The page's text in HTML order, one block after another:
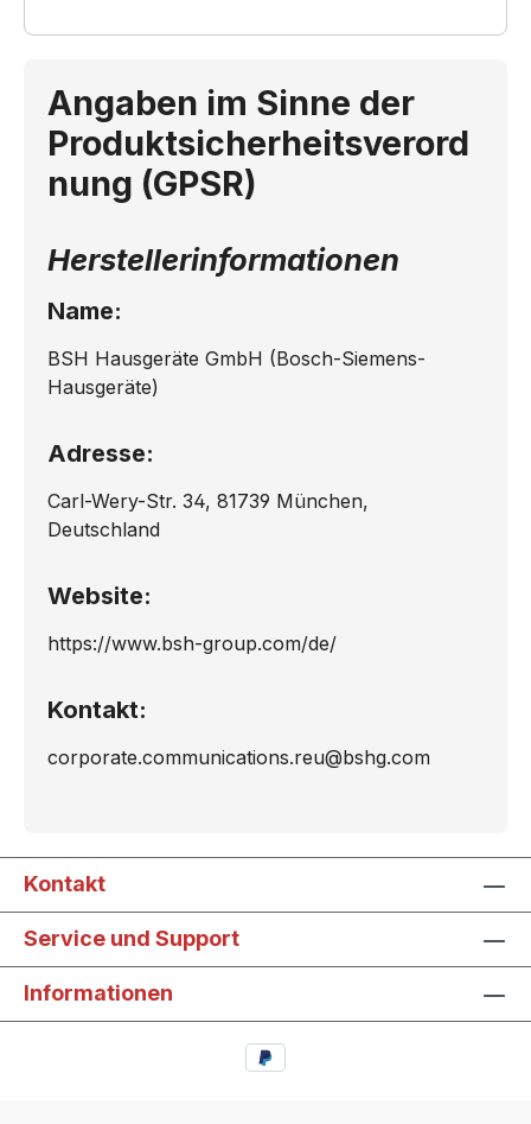
Angaben im Sinne der
Produktsicherheitsverord
nung (GPSR)
Herstellerinformationen
Name:
BSH Hausgeräte GmbH (Bosch-Siemens-
Hausgeräte)
Adresse:
Carl-Wery-Str. 34, 81739 München,
Deutschland
Website:
https://www.bsh-group.com/de/
Kontakt:
corporate.communications.reu@bshg.com
Kontakt
Service und Support
Informationen